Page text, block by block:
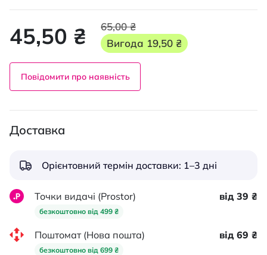
45,50 ₴
65,00 ₴
Вигода 19,50 ₴
Повідомити про наявність
Доставка
Орієнтовний термін доставки: 1–3 дні
Точки видачі (Prostor)
безкоштовно від 499 ₴
від 39 ₴
Поштомат (Нова пошта)
безкоштовно від 699 ₴
від 69 ₴